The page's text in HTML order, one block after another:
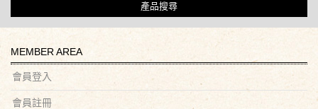
產品搜尋
MEMBER AREA
會員登入
會員註冊